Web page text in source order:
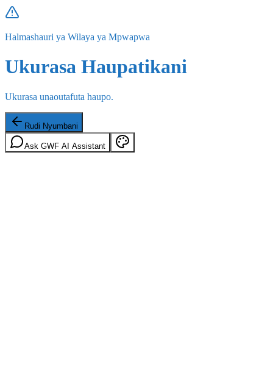
Halmashauri ya Wilaya ya Mpwapwa
Ukurasa Haupatikani
Ukurasa unaoutafuta haupo.
Rudi Nyumbani
Ask GWF AI Assistant